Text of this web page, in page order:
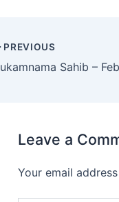
PREVIOUS
Leave a
Your email